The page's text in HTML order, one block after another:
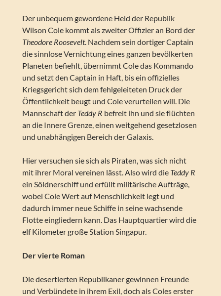
Der unbequem gewordene Held der Republik
Wilson Cole kommt als zweiter Offizier an Bord der
Theodore Roosevelt. Nachdem sein dortiger Captain
die sinnlose Vernichtung eines ganzen bevölkerten
Planeten befiehlt, übernimmt Cole das Kommando
und setzt den Captain in Haft, bis ein offizielles
Kriegsgericht sich dem fehlgeleiteten Druck der
Öffentlichkeit beugt und Cole verurteilen will. Die
Mannschaft der Teddy R befreit ihn und sie flüchten
an die Innere Grenze, einen weitgehend gesetzlosen
und unabhängigen Bereich der Galaxis.
Hier versuchen sie sich als Piraten, was sich nicht
mit ihrer Moral vereinen lässt. Also wird die Teddy R
ein Söldnerschiff und erfüllt militärische Aufträge,
wobei Cole Wert auf Menschlichkeit legt und
dadurch immer neue Schiffe in seine wachsende
Flotte eingliedern kann. Das Hauptquartier wird die
elf Kilometer große Station Singapur.
Der vierte Roman
Die desertierten Republikaner gewinnen Freunde
und Verbündete in ihrem Exil, doch als Coles erster